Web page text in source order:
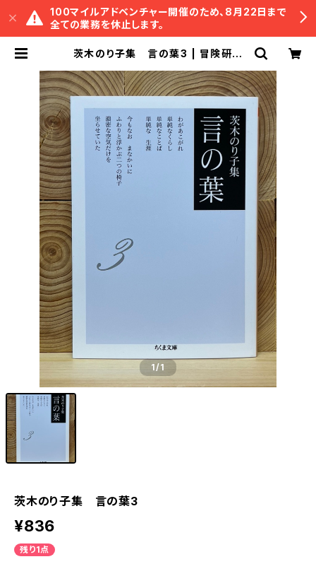
100マイルアドベンチャー開催のため、8月22日まで
全ての業務を休止します。
茨木のり子集 言の葉3 | 冒険研究
1/1
茨木のり子集 言の葉3
¥836
残り1点